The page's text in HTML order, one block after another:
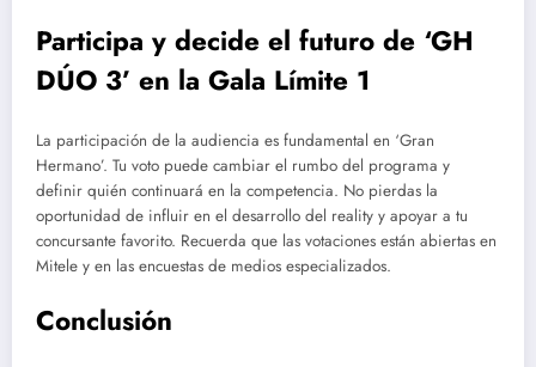
Participa y decide el futuro de ‘GH
DÚO 3’ en la Gala Límite 1
La participación de la audiencia es fundamental en ‘Gran
Hermano’. Tu voto puede cambiar el rumbo del programa y
definir quién continuará en la competencia. No pierdas la
oportunidad de influir en el desarrollo del reality y apoyar a tu
concursante favorito. Recuerda que las votaciones están abiertas en
Mitele y en las encuestas de medios especializados.
Conclusión